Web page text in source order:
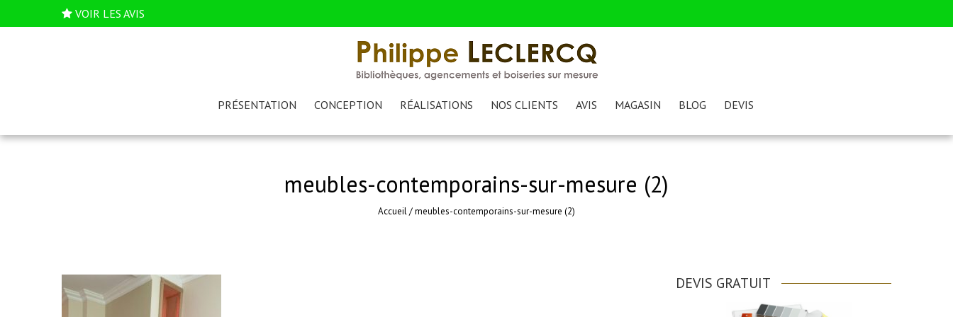
VOIR LES AVIS
PRÉSENTATION CONCEPTION RÉALISATIONS NOS CLIENTS AVIS MAGASIN BLOG DEVIS
meubles-contemporains-sur-mesure (2)
Accueil/meubles-contemporains-sur-mesure (2)
DEVIS GRATUIT